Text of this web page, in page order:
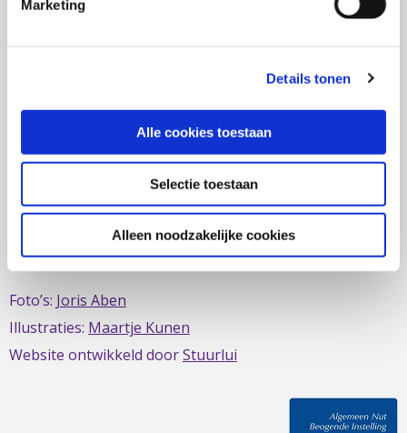
Marketing
Details tonen
Alle cookies toestaan
Selectie toestaan
Alleen noodzakelijke cookies
Inflammatory Bowel Disease (IBD). Crohn & Colitis NL zet
zich al sinds 1979 in om de belangen van mensen met
IBD te behartigen. Evenals de belangen van mensen met
short bowel/darmfalen.
Deze website is mede mogelijk gemaakt door het
Fonds
Foto’s: Joris Aben
Illustraties: Maartje Kunen
Website ontwikkeld doorStuurlui